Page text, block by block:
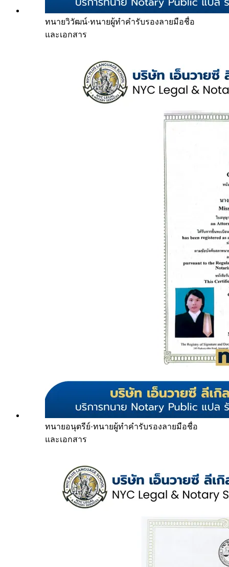
ทนายวิวัฒน์·ทนายผู้ทำคำรับรองลายมือชื่อ
และเอกสาร
ทนายอนุตรีย์·ทนายผู้ทำคำรับรองลายมือชื่อ
และเอกสาร